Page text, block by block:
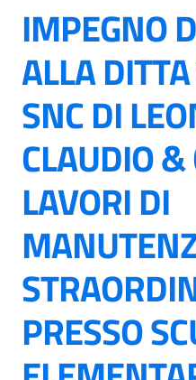
IMPEGNO
ALLA
SNC DI
CLAUDIO &
LAVORI DI
PRESSO